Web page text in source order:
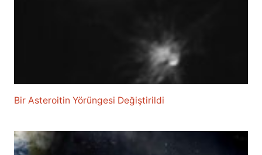
Bir Asteroitin Yörüngesi Değiştirildi